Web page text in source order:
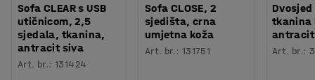
Sofa CLEAR s USB
utičnicom, 2,5
sjedala, tkanina,
antracit siva
Art. br.:131424
Sofa CLOSE, 2
sjedišta, crna
umjetna koža
Art. br.: 131751
Dvosjed
tkanina
antracit
Art. br.: